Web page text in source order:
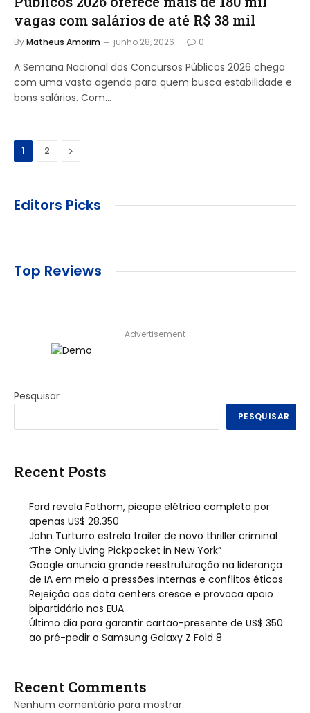
vagas com salários de até R$ 38 mil
ByMatheus Amorim junho 28, 2026 0
A Semana Nacional dos Concursos Públicos 2026 chega
com uma vasta agenda para quem busca estabilidade e
bons salários. Com…
1 2 Next
Editors Picks
Top Reviews
Advertisement
Pesquisar
PESQUISAR
Recent Posts
Ford revela Fathom, picape elétrica completa por
apenas US$ 28.350
John Turturro estrela trailer de novo thriller criminal
“The Only Living Pickpocket in New York”
Google anuncia grande reestruturação na liderança
de IA em meio a pressões internas e conflitos éticos
Rejeição aos data centers cresce e provoca apoio
bipartidário nos EUA
Último dia para garantir cartão-presente de US$ 350
ao pré-pedir o Samsung Galaxy Z Fold 8
Recent Comments
Nenhum comentário para mostrar.